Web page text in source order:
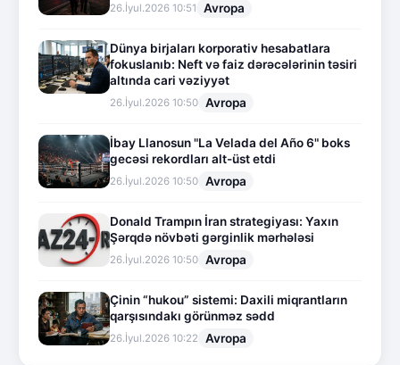
26.İyul.2026 10:51 Avropa
Dünya birjaları korporativ hesabatlara
fokuslanıb: Neft və faiz dərəcələrinin təsiri
altında cari vəziyyət
26.İyul.2026 10:50 Avropa
İbay Llanosun "La Velada del Año 6" boks
gecəsi rekordları alt-üst etdi
26.İyul.2026 10:50 Avropa
Donald Trampın İran strategiyası: Yaxın
Şərqdə növbəti gərginlik mərhələsi
26.İyul.2026 10:50 Avropa
Çinin “hukou” sistemi: Daxili miqrantların
qarşısındakı görünməz sədd
26.İyul.2026 10:22 Avropa